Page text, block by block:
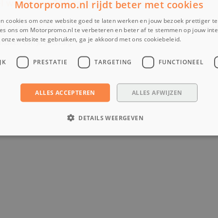
wordt een 24V controller geleverd?
controllers zijn direct op voorraad en kunnen binnen enkele
van je voertuig.
Motorpromo.nl rijdt beter met cookies
cookies om onze website goed te laten werken en jouw bezoek prettiger
ons om Motorpromo.nl te verbeteren en beter af te stemmen op jouw
onze website te gebruiken, ga je akkoord met ons cookiebeleid.
PRESTATIE TARGETING FUNCTIONEEL
ALLES ACCEPTEREN ALLES AFWIJZEN
DETAILS WEERGEVEN